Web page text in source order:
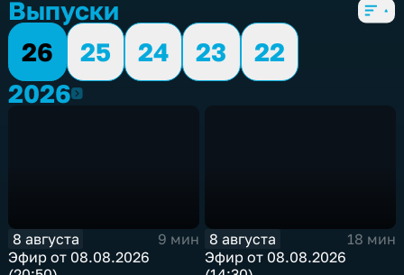
Выпуски
26
25 24 23
22
20262026
8 августа
9 мин
Эфир от 08.08.2026
8 августа
18 мин
Эфир от 08.08.2026